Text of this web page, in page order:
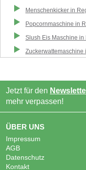
Menschenkicker in
Popcornmaschine in
Slush Eis Maschine in
Zuckerwattemaschine
Jetzt für den
mehr verpassen!
ÜBER UNS
Impressum
AGB
Datenschutz
Kontakt